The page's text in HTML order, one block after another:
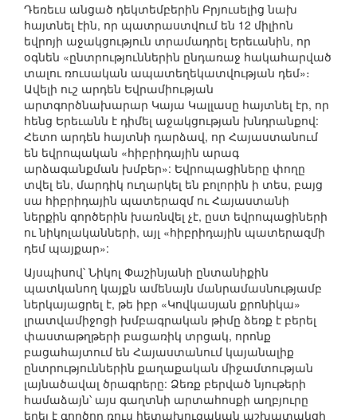
Դեռեւս անցած դեկտեմբերին Բրյուսելից նախ
հայտնել էին, որ պատրաստվում են 12 միլիոն
եվրոյի աջակցություն տրամադրել Երեւանին, որ
օգնեն «ընտրություններին ընդառաջ հակահարված
տալու ռուսական ապատեղեկատվության դեմ»։
Ավելի ուշ արդեն Եվրամիության
արտգործնախարար Կայա Կալլասը հայտնել էր, որ
հենց Երեւանն է դիմել աջակցության խնդրանքով:
Հետո արդեն հայտնի դարձավ, որ Հայաստանում
են եվրոպական «հիբրիդային արագ
արձագանքման խմբեր»: Եվրոպացիները փողը
տվել են, մարդիկ ուղարկել են բոլորին ի տես, բայց
սա հիբրիդային պատերազմ ու Հայաստանի
ներքին գործերին խառնվել չէ, ըստ եվրոպացիների
ու նիկոլականների, այլ «հիբրիդային պատերազմի
դեմ պայքար»:
Այսպիսով՝ Նիկոլ Փաշինյանի ընտանիքին
պատկանող կայքն ամենայն մանրամասնությամբ
ներկայացրել է, թե իբր «Կովկասյան քրոնիկա»
լրատվամիջոցի խմբագրական թիմը ձեռք է բերել
փաստաթղթերի բացառիկ տրցակ, որոնք
բացահայտում են Հայաստանում կայանալիք
ընտրություններին քաղաքական միջամտության
լայնածավալ ծրագրերը: Ձեռք բերված նյութերի
համաձայն՝ այս գաղտնի արտահոսքի աղբյուրը
եղել է գործող ռուս հետախուզական աշխատակցի